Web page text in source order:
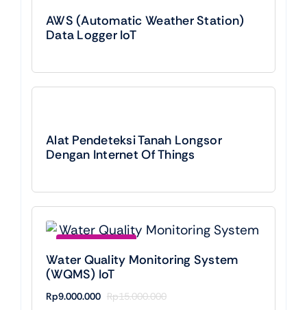
AWS (Automatic Weather Station)
Data Logger IoT
Alat Pendeteksi Tanah Longsor
Dengan Internet Of Things
Water Quality Monitoring System
(WQMS) IoT
Rp15.000.000
Original
Rp9.000.000
Current